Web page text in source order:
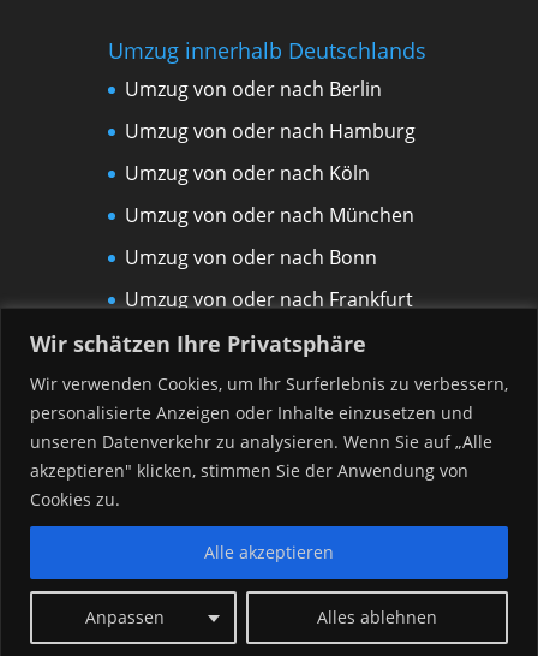
Wir schätzen Ihre Privatsphäre
Wir verwenden Cookies, um Ihr Surferlebnis zu verbessern,
personalisierte Anzeigen oder Inhalte einzusetzen und
unseren Datenverkehr zu analysieren. Wenn Sie auf „Alle
akzeptieren" klicken, stimmen Sie der Anwendung von
Cookies zu.
Anpassen Alles ablehnen
Alle akzeptieren
Umzug innerhalb Deutschlands
Umzug von oder nach Berlin
Umzug von oder nach Hamburg
Umzug von oder nach Köln
Umzug von oder nach München
Umzug von oder nach Bonn
Umzug von oder nach Frankfurt
am Main
Umzug von oder nach Leipzig
Umzug von oder nach Rostock
Umzug von oder nach Düsseldorf